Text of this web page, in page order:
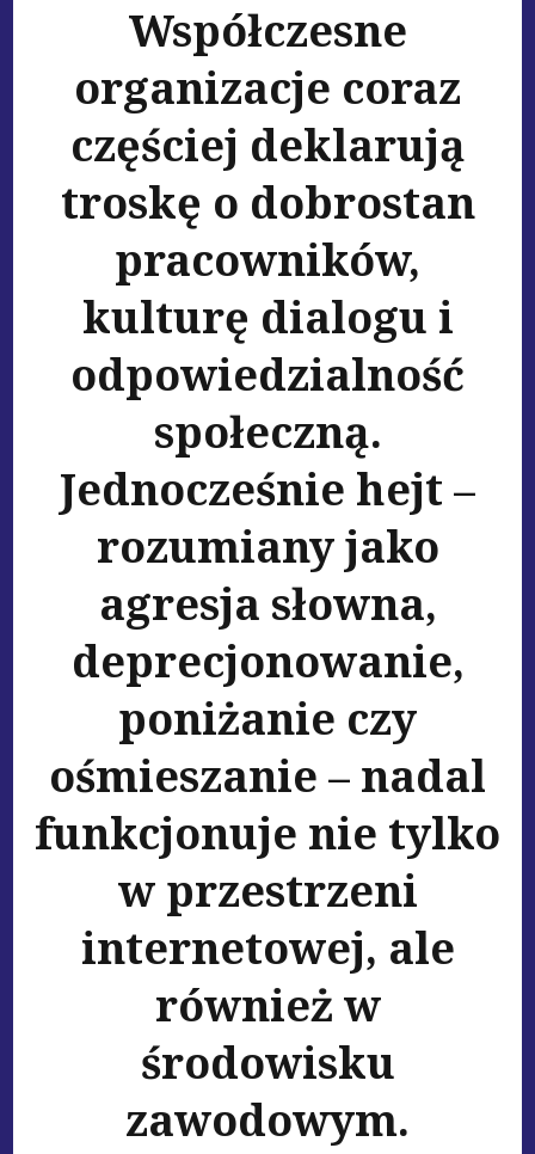
Współczesne
organizacje coraz
częściej deklarują
troskę o dobrostan
pracowników,
kulturę dialogu i
odpowiedzialność
społeczną.
Jednocześnie hejt –
rozumiany jako
agresja słowna,
deprecjonowanie,
poniżanie czy
ośmieszanie – nadal
funkcjonuje nie tylko
w przestrzeni
internetowej, ale
również w
środowisku
zawodowym.